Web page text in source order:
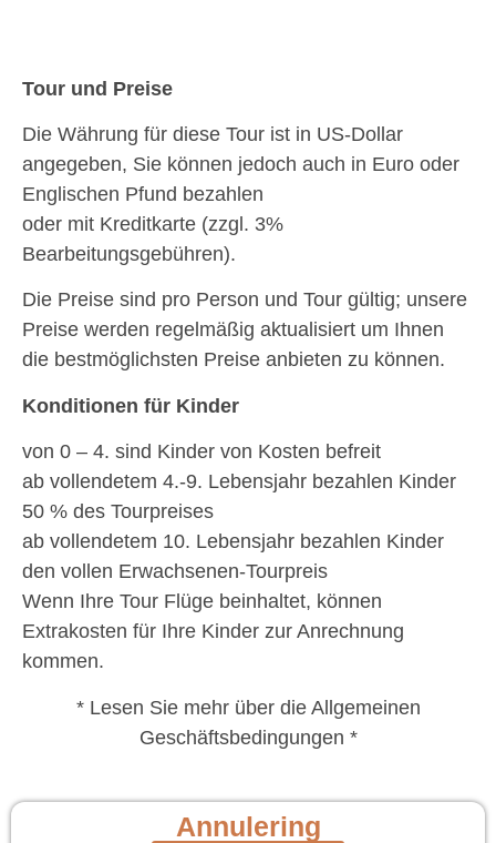
Tour und Preise
Die Währung für diese Tour ist in US-Dollar
angegeben, Sie können jedoch auch in Euro oder
Englischen Pfund bezahlen
oder mit Kreditkarte (zzgl. 3%
Bearbeitungsgebühren).
Die Preise sind pro Person und Tour gültig; unsere
Preise werden regelmäßig aktualisiert um Ihnen
die bestmöglichsten Preise anbieten zu können.
Konditionen für Kinder
von 0 – 4. sind Kinder von Kosten befreit
ab vollendetem 4.-9. Lebensjahr bezahlen Kinder
50 % des Tourpreises
ab vollendetem 10. Lebensjahr bezahlen Kinder
den vollen Erwachsenen-Tourpreis
Wenn Ihre Tour Flüge beinhaltet, können
Extrakosten für Ihre Kinder zur Anrechnung
kommen.
* Lesen Sie mehr über die Allgemeinen
Geschäftsbedingungen *
Annulering